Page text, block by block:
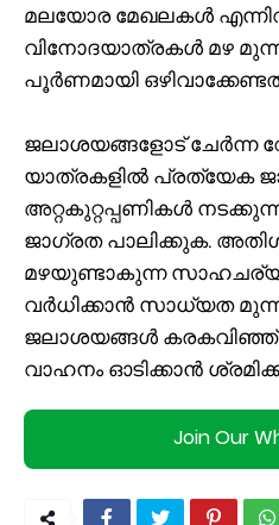
മലയോര മേഖലകൾ
വിനോദയാത്രകൾ മഴ
പൂർണമായി
ജലാശയങ്ങളോട്
യാത്രകളിൽ പ്രത്യേക
അറ്റകുറ്റപ്പണികൾ
ജാഗ്രത പാലിക്കുക.
മഴയുണ്ടാകുന്ന
വർധിക്കാൻ സാധ്യത
ജലാശയങ്ങൾ കരകവിഞ്ഞ്
വാഹനം ഓടിക്കാൻ
Join Our